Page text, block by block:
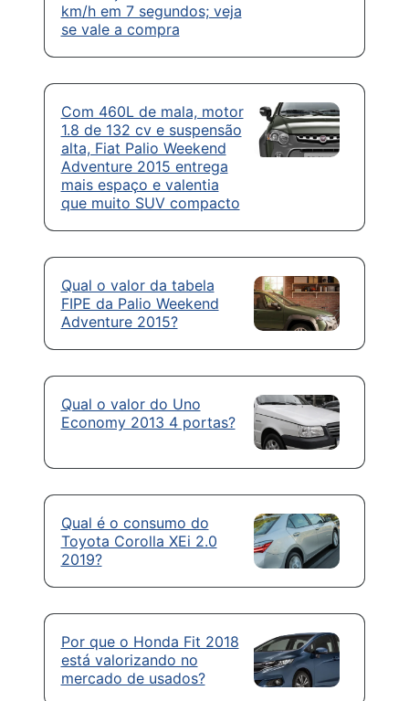
km/h em 7 segundos; veja
se vale a compra
Com 460L de mala, motor
1.8 de 132 cv e suspensão
alta, Fiat Palio Weekend
Adventure 2015 entrega
mais espaço e valentia
que muito SUV compacto
Qual o valor da tabela
FIPE da Palio Weekend
Adventure 2015?
Qual o valor do Uno
Economy 2013 4 portas?
Qual é o consumo do
Toyota Corolla XEi 2.0
2019?
Por que o Honda Fit 2018
está valorizando no
mercado de usados?